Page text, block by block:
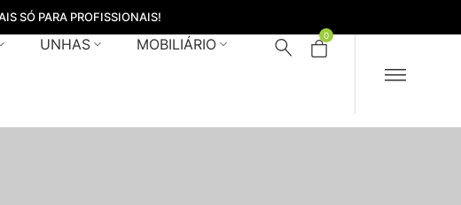
SÓ PARA PROFISSIONAIS!
UNHAS
MOBILIÁRIO
0